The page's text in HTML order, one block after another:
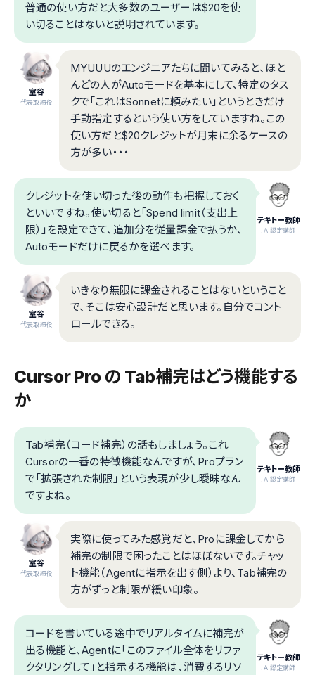
普通の使い方だと大多数のユーザーは$20を使
い切ることはないと説明されています。
室谷
代表取締役
MYUUUのエンジニアたちに聞いてみると、ほと
んどの人がAutoモードを基本にして、特定のタス
クで「これはSonnetに頼みたい」というときだけ
手動指定するという使い方をしていますね。この
使い方だと$20クレジットが月末に余るケースの
方が多い・・・
テキトー教師
.AI認定講師
クレジットを使い切った後の動作も把握しておく
といいですね。使い切ると「Spend limit（支出上
限）」を設定できて、追加分を従量課金で払うか、
Autoモードだけに戻るかを選べます。
室谷
代表取締役
いきなり無限に課金されることはないということ
で、そこは安心設計だと思います。自分でコント
ロールできる。
Cursor Pro の Tab補完はどう機能する
か
テキトー教師
.AI認定講師
Tab補完（コード補完）の話もしましょう。これ
Cursorの一番の特徴機能なんですが、Proプラン
で「拡張された制限」という表現が少し曖昧なん
ですよね。
室谷
代表取締役
実際に使ってみた感覚だと、Proに課金してから
補完の制限で困ったことはほぼないです。チャッ
ト機能（Agentに指示を出す側）より、Tab補完の
方がずっと制限が緩い印象。
テキトー教師
.AI認定講師
コードを書いている途中でリアルタイムに補完が
出る機能と、Agentに「このファイル全体をリファ
クタリングして」と指示する機能は、消費するリソ